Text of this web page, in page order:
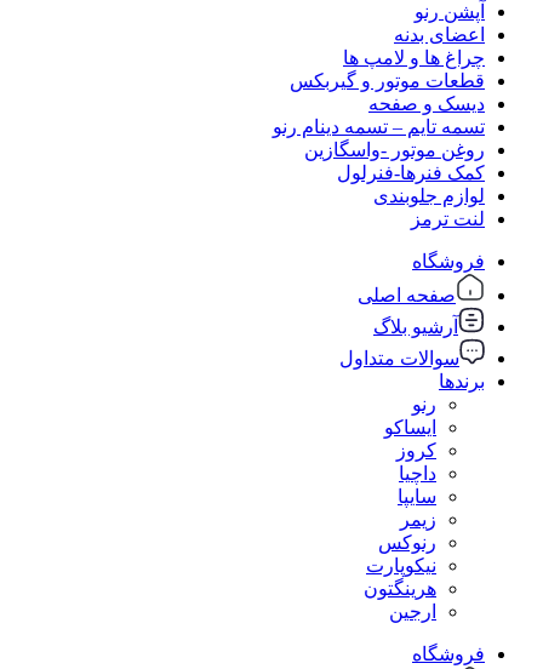
آپشن رنو
اعضای بدنه
چراغ ها و لامپ ها
قطعات موتور و گیربکس
دیسک و صفحه
تسمه تایم – تسمه دینام رنو
روغن موتور -واسگازین
کمک فنرها-فنرلول
لوازم جلوبندی
لنت ترمز
فروشگاه
صفحه اصلی
آرشیو بلاگ
سوالات متداول
برندها
رنو
ایساکو
کروز
داچیا
سایپا
زیمر
رنوکس
نیکوپارت
هرینگتون
ارجین
فروشگاه